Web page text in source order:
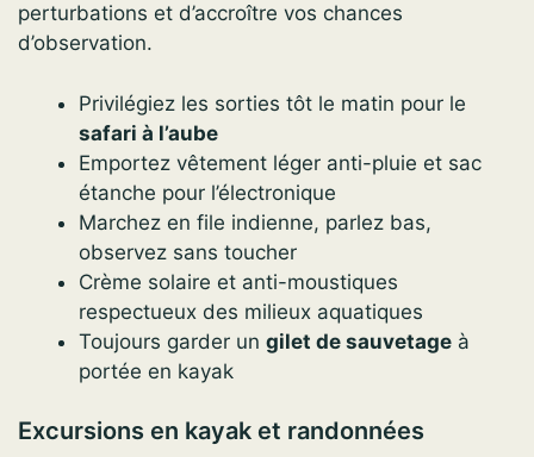
perturbations et d’accroître vos chances
d’observation.
Privilégiez les sorties tôt le matin pour le
safari à l’aube
Emportez vêtement léger anti-pluie et sac
étanche pour l’électronique
Marchez en file indienne, parlez bas,
observez sans toucher
Crème solaire et anti-moustiques
respectueux des milieux aquatiques
Toujours garder un gilet de sauvetage à
portée en kayak
Excursions en kayak et randonnées